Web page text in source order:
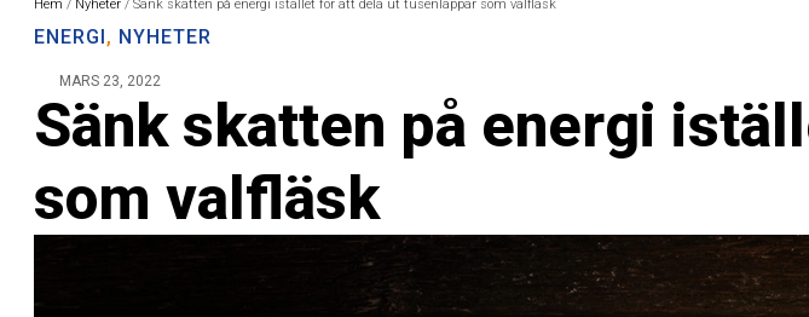
Hem / Nyheter / Sänk skatten på energi istället för att dela ut tusenlappar som valfläsk
ENERGI, NYHETER
MARS 23, 2022
Sänk skatten på energi
som valfläsk